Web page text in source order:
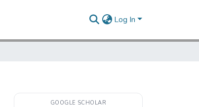
Log In
GOOGLE SCHOLAR